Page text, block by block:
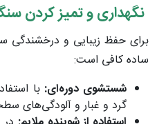
نگهداری و تمیز کردن
برای حفظ زیبایی و درخشندگی
ساده کافی است:
شستشوی دوره‌ای: با
گرد و غبار و آلودگی‌های